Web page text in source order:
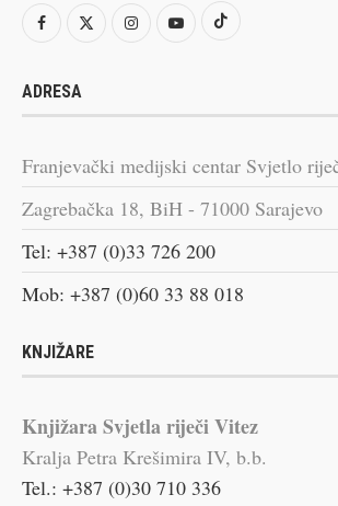
ADRESA
Franjevački medijski centar Svjetlo
Zagrebačka 18, BiH - 71000 Sarajevo
Tel: +387 (0)33 726 200
Mob: +387 (0)60 33 88 018
KNJIŽARE
Knjižara Svjetla riječi Vitez
Kralja Petra Krešimira IV, b.b.
Tel.: +387 (0)30 710 336